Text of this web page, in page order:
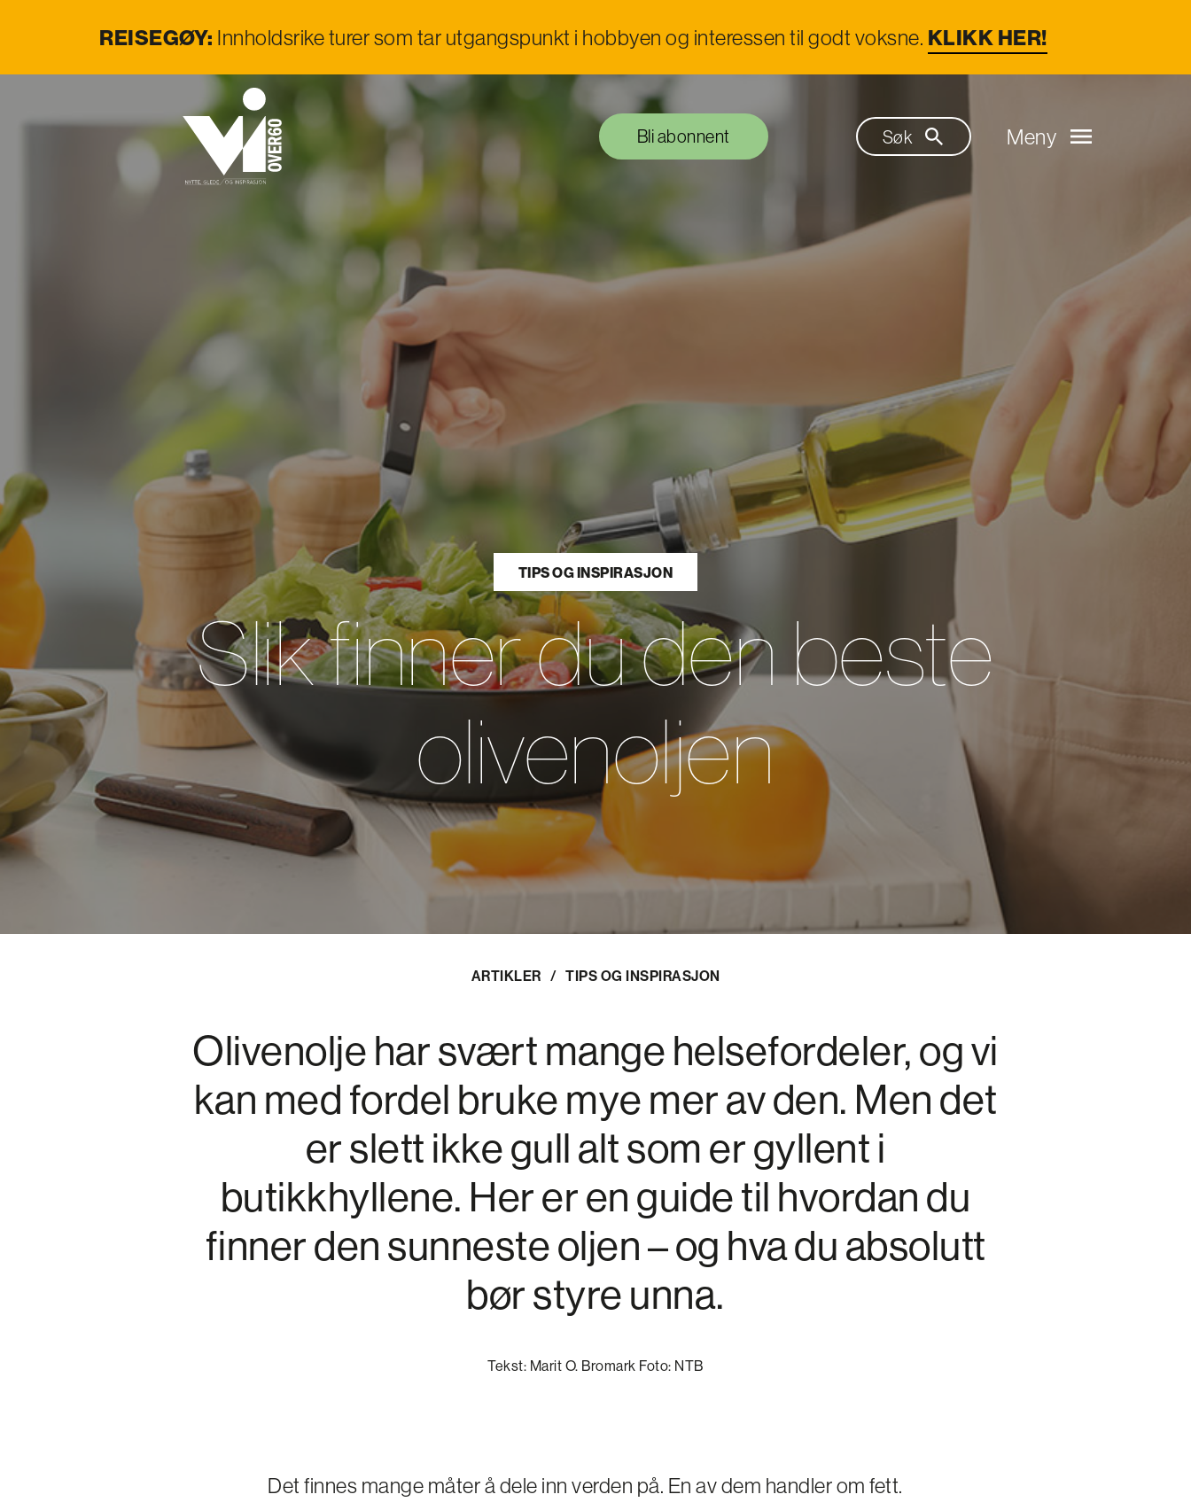
REISEGØY: Innholdsrike turer som tar utgangspunkt i hobbyen og interessen til godt voksne. KLIKK HER!
Bli abonnent Søk Meny
TIPS OG INSPIRASJON
Slik finner du den beste
olivenoljen
ARTIKLER / TIPS OG INSPIRASJON
Olivenolje har svært mange helsefordeler, og vi
kan med fordel bruke mye mer av den. Men det
er slett ikke gull alt som er gyllent i
butikkhyllene. Her er en guide til hvordan du
finner den sunneste oljen – og hva du absolutt
bør styre unna.
Tekst: Marit O. Bromark Foto: NTB
Det finnes mange måter å dele inn verden på. En av dem handler om fett.